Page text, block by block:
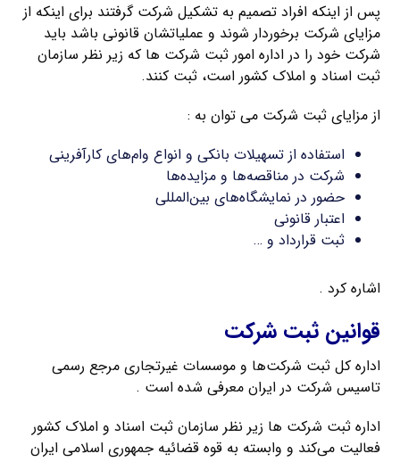
پس از اینکه افراد تصمیم به تشکیل شرکت گرفتند برای اینکه از
مزایای شرکت برخوردار شوند و عملیاتشان قانونی باشد باید
شرکت خود را در اداره امور ثبت شرکت‌ ها که زیر نظر سازمان
ثبت اسناد و املاک کشور است، ثبت کنند.
از مزایای ثبت شرکت می توان به :
استفاده از تسهیلات بانکی و انواع وام‌های کارآفرینی
شرکت در مناقصه‌ها و مزایده‌ها
حضور در نمایشگاه‌های بین‌المللی
اعتبار قانونی
ثبت قرارداد و …
اشاره کرد .
قوانین ثبت شرکت
اداره کل ثبت شرکت‌ها و موسسات غیرتجاری مرجع رسمی
تاسیس شرکت در ایران معرفی شده است .
اداره ثبت شرکت‌ ها زیر نظر سازمان ثبت اسناد و املاک کشور
فعالیت می‌کند و وابسته به قوه قضائیه جمهوری اسلامی ایران